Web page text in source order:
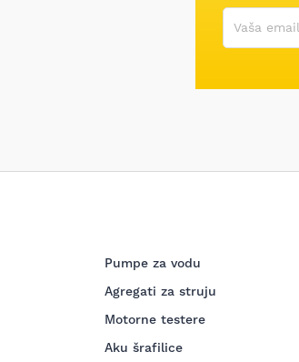
Korisničko
Vaša
Pumpe za vodu
Agregati za struju
Motorne testere
Aku šrafilice